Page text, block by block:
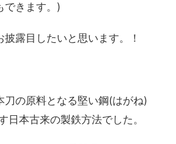
できます。)
露目したいと思います。！
刀の原料となる堅い鋼(はがね)
日本古来の製鉄方法でした。